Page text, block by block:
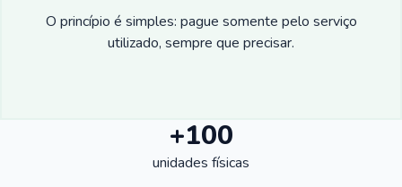
O princípio é simples: pague somente pelo serviço
utilizado, sempre que precisar.
+100
unidades físicas